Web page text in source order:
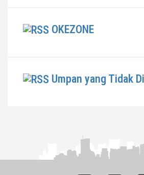
OKEZONE
Umpan yang Tidak